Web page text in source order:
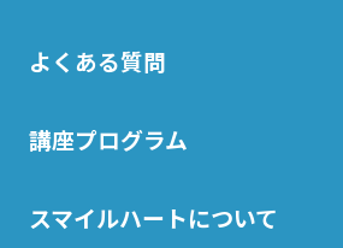
よくある質問
講座プログラム
スマイルハートについて